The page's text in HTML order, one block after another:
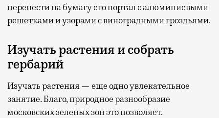
перенести на бумагу его портал с алюминиевыми
решетками и узорами с виноградными гроздьями.
Изучать растения и собрать
гербарий
Изучать растения — еще одно увлекательное
занятие. Благо, природное разнообразие
московских зеленых зон это позволяет.